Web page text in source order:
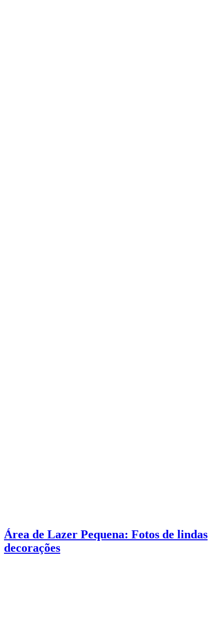
Área de Lazer Pequena: Fotos de lindas
decorações